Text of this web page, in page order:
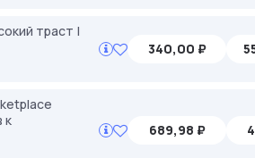
траст |
340,00 ₽
к
689,98 ₽